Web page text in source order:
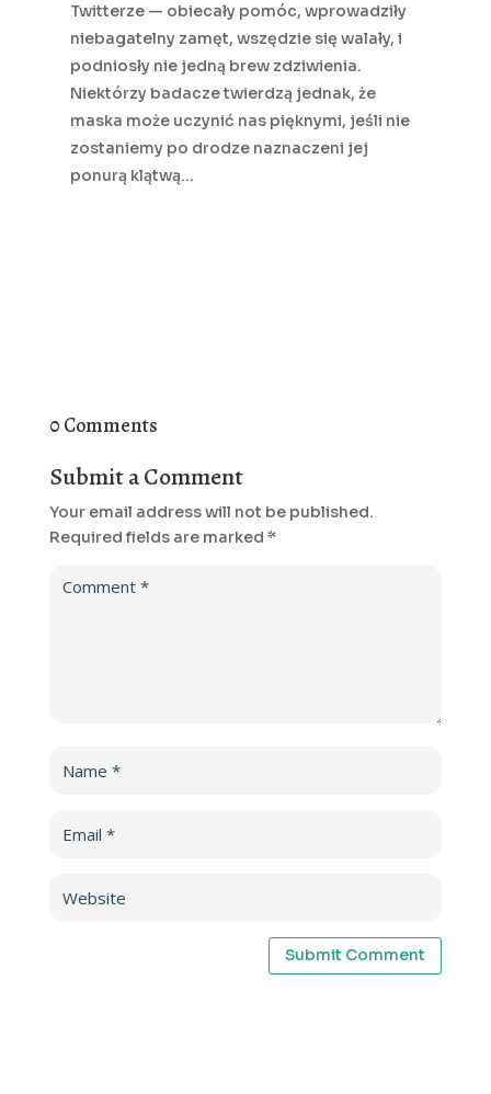
Twitterze — obiecały pomóc, wprowadziły
niebagatelny zamęt, wszędzie się walały, i
podniosły nie jedną brew zdziwienia.
Niektórzy badacze twierdzą jednak, że
maska może uczynić nas pięknymi, jeśli nie
zostaniemy po drodze naznaczeni jej
ponurą klątwą…
0 Comments
Submit a Comment
Your email address will not be published.
Required fields are marked *
Submit Comment